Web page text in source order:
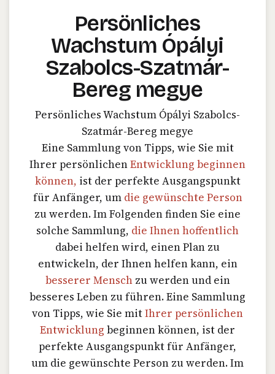
Persönliches
Wachstum Ópályi
Szabolcs-Szatmár-
Bereg megye
Persönliches Wachstum Ópályi Szabolcs-
Szatmár-Bereg megye
Eine Sammlung von Tipps, wie Sie mit
Ihrer persönlichenEntwicklung beginnen
können, ist der perfekte Ausgangspunkt
für Anfänger, um die gewünschte Person
zu werden. Im Folgenden finden Sie eine
solche Sammlung, die Ihnen hoffentlich
dabei helfen wird, einen Plan zu
entwickeln, der Ihnen helfen kann, ein
besserer Menschzu werden und ein
besseres Leben zu führen. Eine Sammlung
von Tipps, wie Sie mitIhrer persönlichen
Entwicklung beginnen können, ist der
perfekte Ausgangspunkt für Anfänger,
um die gewünschte Person zu werden. Im